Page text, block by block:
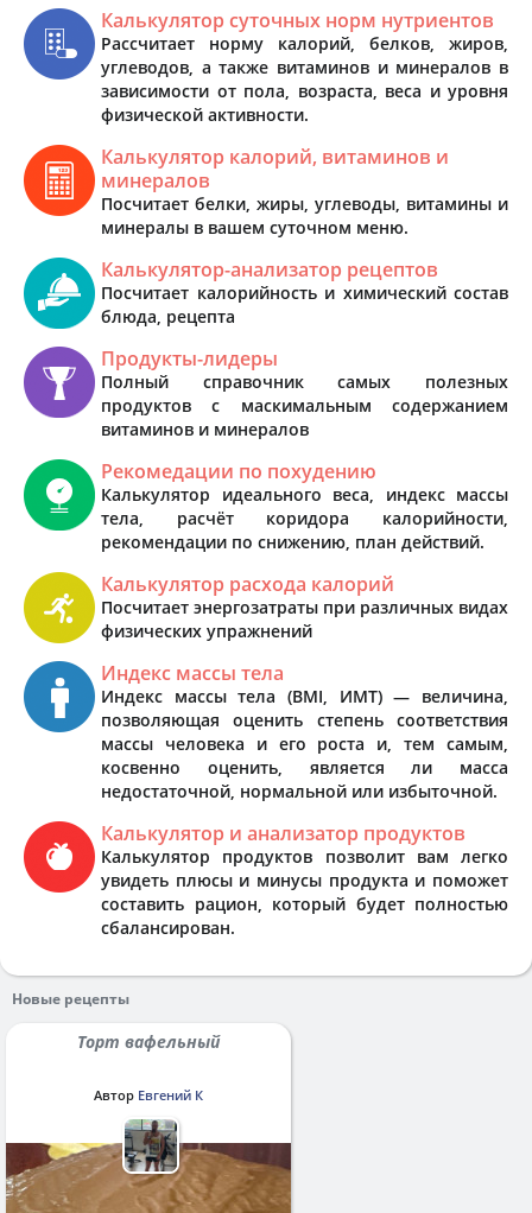
Калькулятор суточных норм нутриентов
Рассчитает норму калорий, белков, жиров,
углеводов, а также витаминов и минералов в
зависимости от пола, возраста, веса и уровня
физической активности.
Калькулятор калорий, витаминов и
минералов
Посчитает белки, жиры, углеводы, витамины и
минералы в вашем суточном меню.
Калькулятор-анализатор рецептов
Посчитает калорийность и химический состав
блюда, рецепта
Продукты-лидеры
Полный справочник самых полезных
продуктов с маскимальным содержанием
витаминов и минералов
Рекомедации по похудению
Калькулятор идеального веса, индекс массы
тела, расчёт коридора калорийности,
рекомендации по снижению, план действий.
Калькулятор расхода калорий
Посчитает энергозатраты при различных видах
физических упражнений
Индекс массы тела
Индекс массы тела (BMI, ИМТ) — величина,
позволяющая оценить степень соответствия
массы человека и его роста и, тем самым,
косвенно оценить, является ли масса
недостаточной, нормальной или избыточной.
Калькулятор и анализатор продуктов
Калькулятор продуктов позволит вам легко
увидеть плюсы и минусы продукта и поможет
составить рацион, который будет полностью
сбалансирован.
Новые рецепты
Торт вафельный
Автор Евгений К